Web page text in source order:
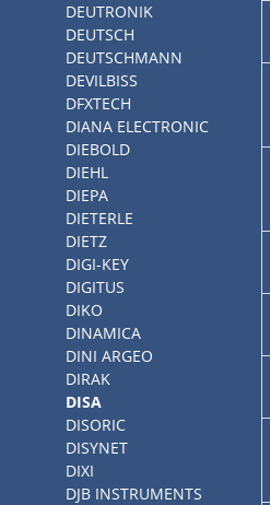
DEUTRONIK
DEUTSCH
DEUTSCHMANN
DEVILBISS
DFXTECH
DIANA ELECTRONIC
DIEBOLD
DIEHL
DIEPA
DIETERLE
DIETZ
DIGI-KEY
DIGITUS
DIKO
DINAMICA
DINI ARGEO
DIRAK
DISA
DISORIC
DISYNET
DIXI
DJB INSTRUMENTS